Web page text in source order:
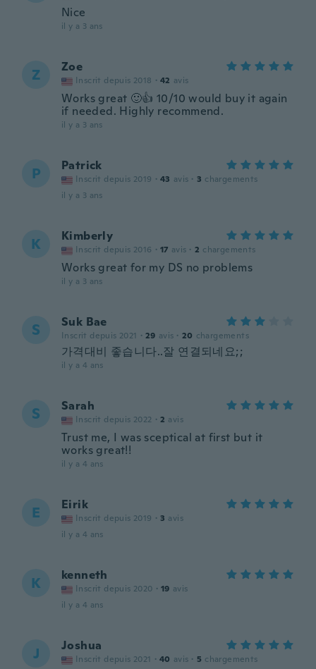
Nice
il y a 3 ans
Z Zoe
Inscrit depuis 2018 · 42 avis
Works great 🙂👍 10/10 would buy it again
if needed. Highly recommend.
il y a 3 ans
P Patrick
Inscrit depuis 2019 · 43 avis · 3 chargements
il y a 3 ans
K Kimberly
Inscrit depuis 2016 · 17 avis · 2 chargements
Works great for my DS no problems
il y a 3 ans
S Suk Bae
Inscrit depuis 2021 · 29 avis · 20 chargements
가격대비 좋습니다..잘 연결되네요;;
il y a 4 ans
S Sarah
Inscrit depuis 2022 · 2 avis
Trust me, I was sceptical at first but it
works great!!
il y a 4 ans
E Eirik
Inscrit depuis 2019 · 3 avis
il y a 4 ans
K kenneth
Inscrit depuis 2020 · 19 avis
il y a 4 ans
J Joshua
Inscrit depuis 2021 · 40 avis · 5 chargements